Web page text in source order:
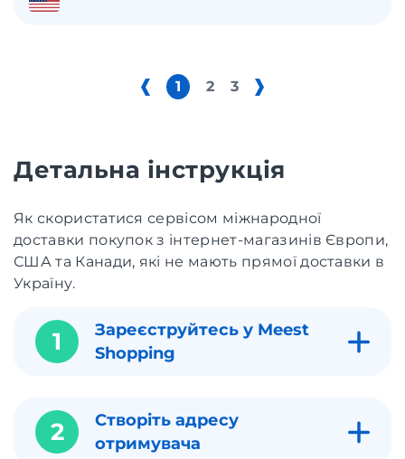
1 2 3
Детальна інструкція
Як скористатися сервісом міжнародної
доставки покупок з інтернет-магазинів Європи,
США та Канади, які не мають прямої доставки в
Україну.
1
Зареєструйтесь у Meest
Shopping
2
Створіть адресу
отримувача